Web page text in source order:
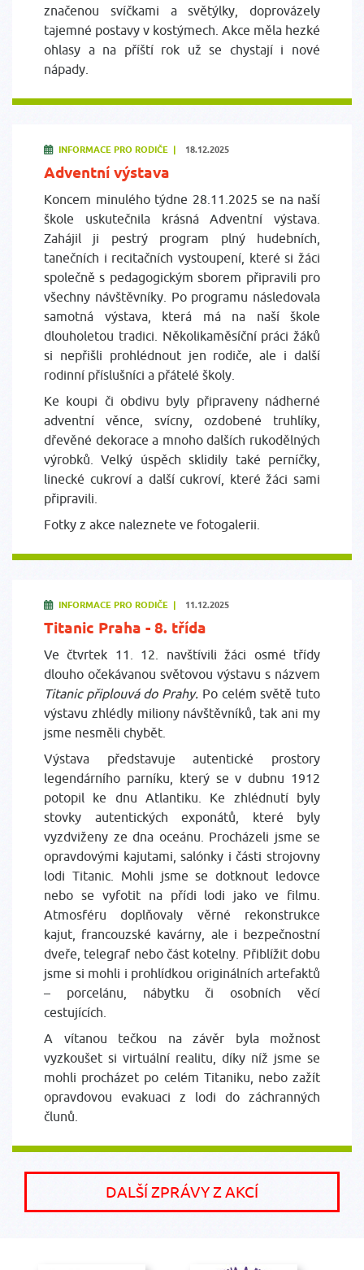
značenou svíčkami a světýlky, doprovázely
tajemné postavy v kostýmech. Akce měla hezké
ohlasy a na příští rok už se chystají i nové
nápady.
INFORMACE PRO RODIČE | 18.12.2025
Adventní výstava
Koncem minulého týdne 28.11.2025 se na naší
škole uskutečnila krásná Adventní výstava.
Zahájil ji pestrý program plný hudebních,
tanečních i recitačních vystoupení, které si žáci
společně s pedagogickým sborem připravili pro
všechny návštěvníky. Po programu následovala
samotná výstava, která má na naší škole
dlouholetou tradici. Několikaměsíční práci žáků
si nepřišli prohlédnout jen rodiče, ale i další
rodinní příslušníci a přátelé školy.
Ke koupi či obdivu byly připraveny nádherné
adventní věnce, svícny, ozdobené truhlíky,
dřevěné dekorace a mnoho dalších rukodělných
výrobků. Velký úspěch sklidily také perníčky,
linecké cukroví a další cukroví, které žáci sami
připravili.
Fotky z akce naleznete ve fotogalerii.
INFORMACE PRO RODIČE | 11.12.2025
Titanic Praha - 8. třída
Ve čtvrtek 11. 12. navštívili žáci osmé třídy
dlouho očekávanou světovou výstavu s názvem
Titanic připlouvá do Prahy. Po celém světě tuto
výstavu zhlédly miliony návštěvníků, tak ani my
jsme nesměli chybět.
Výstava představuje autentické prostory
legendárního parníku, který se v dubnu 1912
potopil ke dnu Atlantiku. Ke zhlédnutí byly
stovky autentických exponátů, které byly
vyzdviženy ze dna oceánu. Procházeli jsme se
opravdovými kajutami, salónky i části strojovny
lodi Titanic. Mohli jsme se dotknout ledovce
nebo se vyfotit na přídi lodi jako ve filmu.
Atmosféru doplňovaly věrné rekonstrukce
kajut, francouzské kavárny, ale i bezpečnostní
dveře, telegraf nebo část kotelny. Přiblížit dobu
jsme si mohli i prohlídkou originálních artefaktů
– porcelánu, nábytku či osobních věcí
cestujících.
A vítanou tečkou na závěr byla možnost
vyzkoušet si virtuální realitu, díky níž jsme se
mohli procházet po celém Titaniku, nebo zažít
opravdovou evakuaci z lodi do záchranných
člunů.
DALŠÍ ZPRÁVY Z AKCÍ